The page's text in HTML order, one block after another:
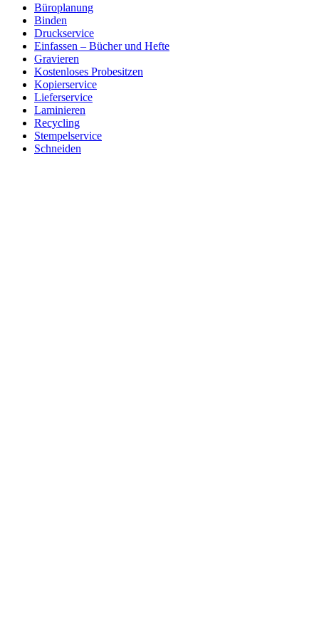
Büroplanung
Binden
Druckservice
Einfassen – Bücher und Hefte
Gravieren
Kostenloses Probesitzen
Kopierservice
Lieferservice
Laminieren
Recycling
Stempelservice
Schneiden